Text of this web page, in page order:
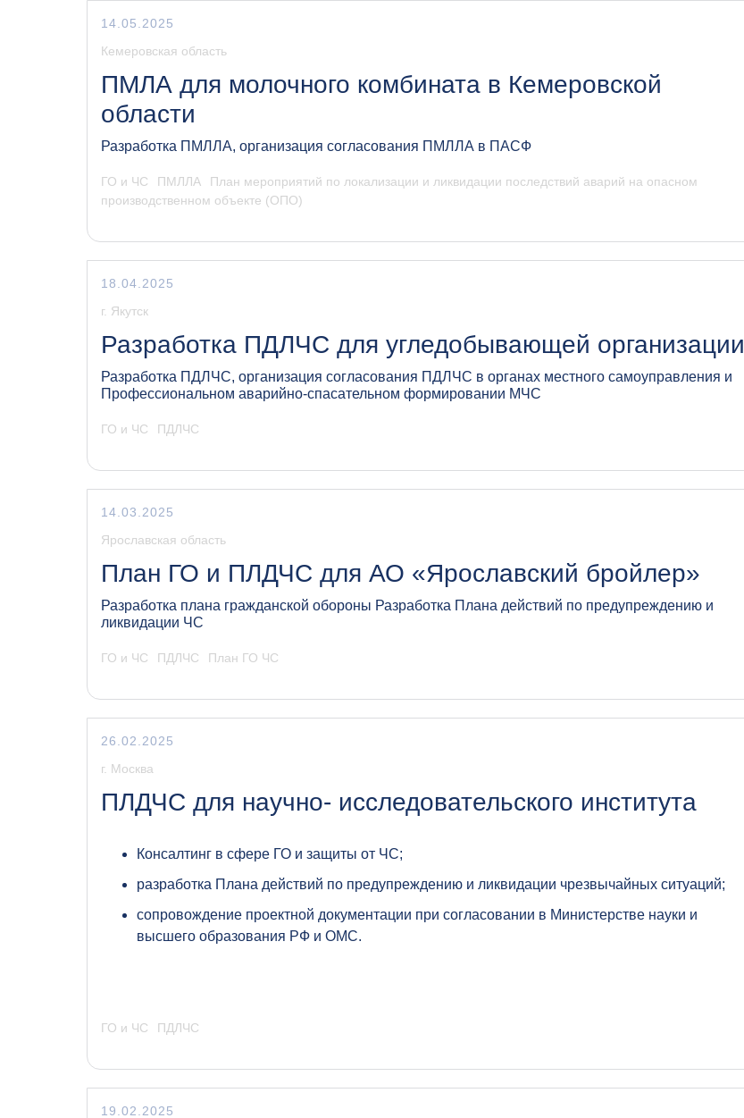
14.05.2025
Кемеровская область
ПМЛА для молочного комбината в Кемеровской
области
Разработка ПМЛЛА, организация согласования ПМЛЛА в ПАСФ
ГО и ЧС ПМЛЛА
План мероприятий по локализации и ликвидации последствий аварий на опасном
производственном объекте (ОПО)
18.04.2025
г. Якутск
Разработка ПДЛЧС для угледобывающей организации
Разработка ПДЛЧС, организация согласования ПДЛЧС в органах местного самоуправления и
Профессиональном аварийно-спасательном формировании МЧС
ГО и ЧС ПДЛЧС
14.03.2025
Ярославская область
План ГО и ПЛДЧС для АО «Ярославский бройлер»
Разработка плана гражданской обороны Разработка Плана действий по предупреждению и
ликвидации ЧС
ГО и ЧС ПДЛЧС План ГО ЧС
26.02.2025
г. Москва
ПЛДЧС для научно- исследовательского института
Консалтинг в сфере ГО и защиты от ЧС;
разработка Плана действий по предупреждению и ликвидации чрезвычайных ситуаций;
сопровождение проектной документации при согласовании в Министерстве науки и
высшего образования РФ и ОМС.
ГО и ЧС ПДЛЧС
19.02.2025